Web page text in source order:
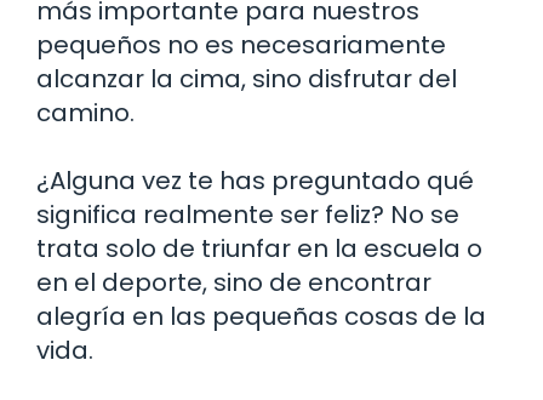
más importante para nuestros
pequeños no es necesariamente
alcanzar la cima, sino disfrutar del
camino.
¿Alguna vez te has preguntado qué
significa realmente ser feliz? No se
trata solo de triunfar en la escuela o
en el deporte, sino de encontrar
alegría en las pequeñas cosas de la
vida.